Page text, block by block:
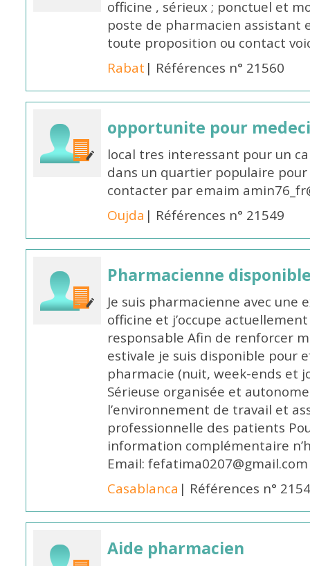
officine , sérieux ; ponctuel et
poste de pharmacien
toute proposition ou contact
Rabat | Références n° 21560
opportunite pour
local tres interessant pour un
dans un quartier populaire
contacter par emaim
Oujda | Références n° 21549
Pharmacienne
Je suis pharmacienne avec
officine et j’occupe
responsable Afin de renforcer
estivale je suis disponible pour
pharmacie (nuit, week-ends et
Sérieuse organisée et
l’environnement de travail et
professionnelle des patients
information complémentaire
Email: fefatima0207@gmail.com
Casablanca | Références n°
Aide pharmacien